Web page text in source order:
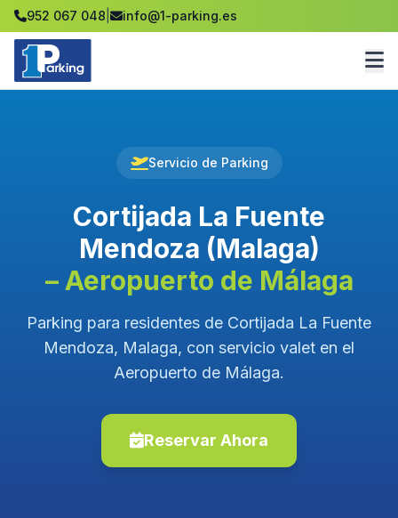
952 067 048 info@1-parking.es
Servicio de Parking
Cortijada La Fuente
Mendoza (Malaga)
– Aeropuerto de Málaga
Parking para residentes de Cortijada La Fuente
Mendoza, Malaga, con servicio valet en el
Aeropuerto de Málaga.
Reservar Ahora